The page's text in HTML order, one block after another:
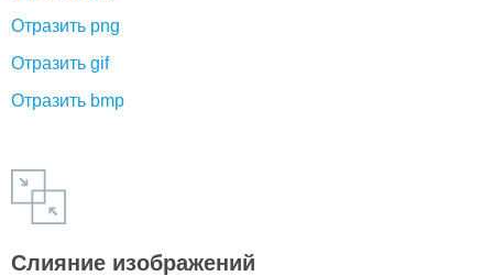
Отразить png
Отразить gif
Отразить bmp
Слияние изображений